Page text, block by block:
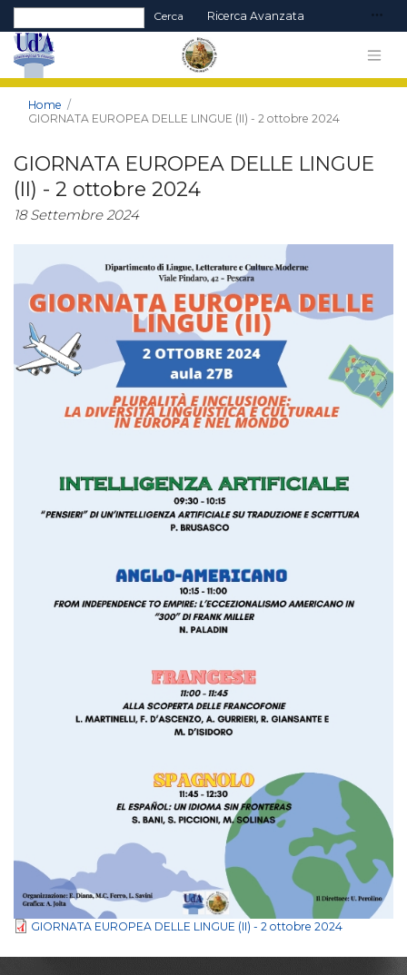
Form di ricerca
Cerca Ricerca Avanzata
Home
GIORNATA EUROPEA DELLE LINGUE (II) - 2 ottobre 2024
GIORNATA EUROPEA DELLE LINGUE
(II) - 2 ottobre 2024
18 Settembre 2024
GIORNATA EUROPEA DELLE LINGUE (II) - 2 ottobre 2024